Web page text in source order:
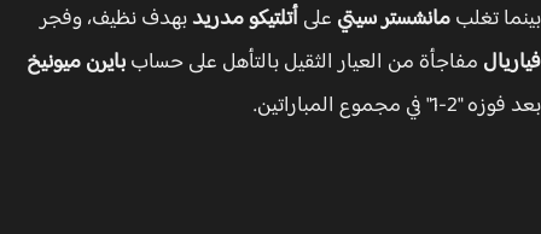
تغلبمانشستر سيتيعلىأتلتيكو مدريدبهدف نظيف، وفجر
مفاجأة من العيار الثقيل بالتأهل على حساببايرن ميونيخ
في مجموع المباراتين.